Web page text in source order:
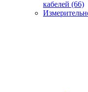
кабелей (66)